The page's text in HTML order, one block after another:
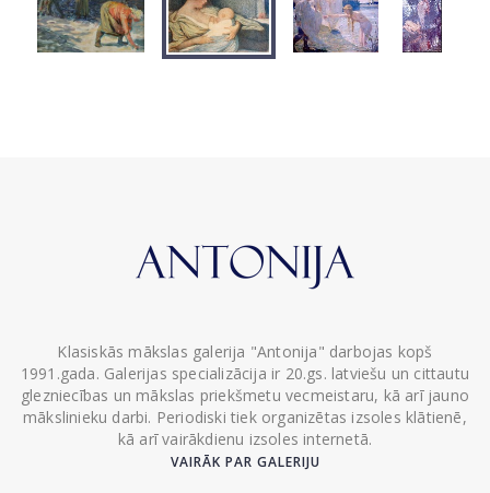
Klasiskās mākslas galerija "Antonija" darbojas kopš
1991.gada. Galerijas specializācija ir 20.gs. latviešu un cittautu
glezniecības un mākslas priekšmetu vecmeistaru, kā arī jauno
mākslinieku darbi. Periodiski tiek organizētas izsoles klātienē,
kā arī vairākdienu izsoles internetā.
VAIRĀK PAR GALERIJU